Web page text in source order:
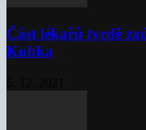
Část lékařů tvrdě
Kubka